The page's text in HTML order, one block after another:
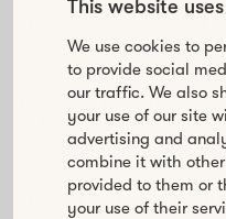
This website
We use cookies to
to provide social
our traffic. We also
your use of our site
advertising and
combine it with
provided to them or
your use of their
72% johtajista näkee
osaamisena kyvyn
uudelleenkouluttautua.
työntekijöiltään
vastatakseen
Työntekijöiden on